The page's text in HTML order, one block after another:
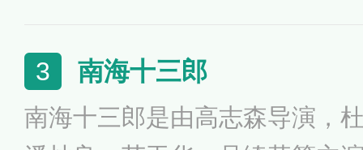
扎求存的黑暗和疯狂。影片3
影上现出摄影机的影子。《不
拍摄的第一部电影。原著作者
3 南海十三郎
南海十三郎是由高志森导演，